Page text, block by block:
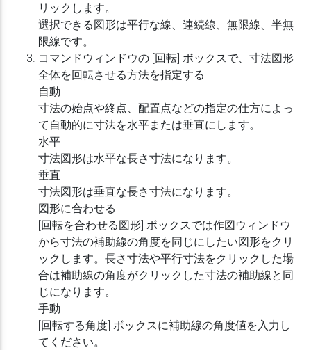
リックします。
選択できる図形は平行な線、連続線、無限線、半無
限線です。
コマンドウィンドウの [回転] ボックスで、寸法図形
全体を回転させる方法を指定する
自動
寸法の始点や終点、配置点などの指定の仕方によっ
て自動的に寸法を水平または垂直にします。
水平
寸法図形は水平な長さ寸法になります。
垂直
寸法図形は垂直な長さ寸法になります。
図形に合わせる
[回転を合わせる図形] ボックスでは作図ウィンドウ
から寸法の補助線の角度を同じにしたい図形をクリ
ックします。長さ寸法や平行寸法をクリックした場
合は補助線の角度がクリックした寸法の補助線と同
じになります。
手動
[回転する角度] ボックスに補助線の角度値を入力し
てください。